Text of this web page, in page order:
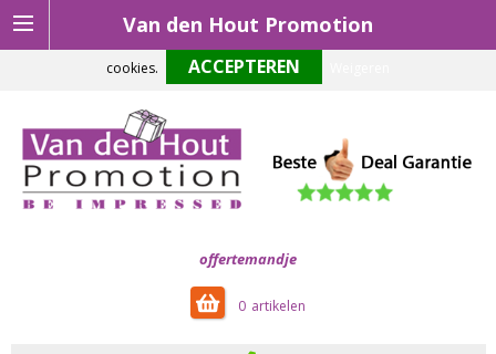
Van den Hout Promotion
offertemandje
0
Om onze website optimaal te laten functioneren maken wij gebruik van
cookies.